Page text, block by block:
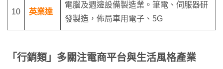
10 英業達
電腦及週邊設備製造業。筆電、伺服器研
發製造，佈局車用電子、5G
「行銷類」多關注電商平台與生活風格產業